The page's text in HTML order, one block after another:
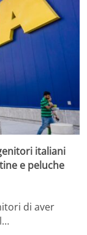
italiani
e peluche
di aver